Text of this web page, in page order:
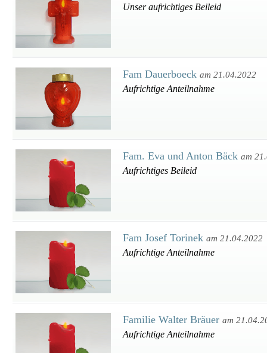
Unser aufrichtiges Beileid
Fam Dauerboeck am 21.04.2022
Aufrichtige Anteilnahme
Fam. Eva und Anton Bäck am
Aufrichtiges Beileid
Fam Josef Torinek am 21.04.2022
Aufrichtige Anteilnahme
Familie Walter Bräuer am
Aufrichtige Anteilnahme